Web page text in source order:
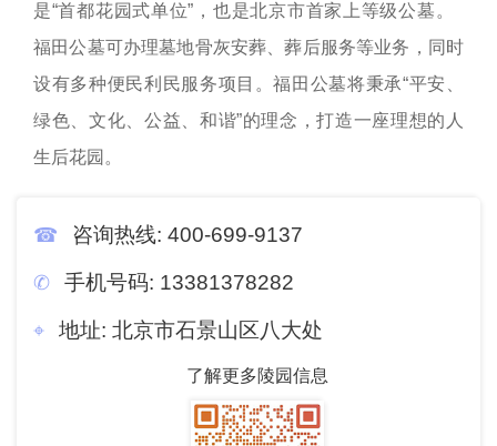
是“首都花园式单位”，也是北京市首家上等级公墓。
福田公墓可办理墓地骨灰安葬、葬后服务等业务，同时
设有多种便民利民服务项目。福田公墓将秉承“平安、
绿色、文化、公益、和谐”的理念，打造一座理想的人
生后花园。
咨询热线: 400-699-9137
手机号码: 13381378282
地址: 北京市石景山区八大处
了解更多陵园信息